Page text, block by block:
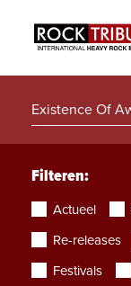
Filteren:
Actueel
Re-releases
Festivals